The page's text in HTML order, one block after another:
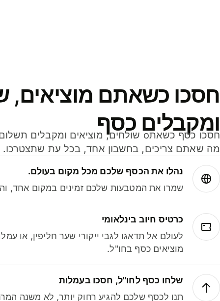
חסכו כשאתם מוציאים,
ומקבלים כסף
מה שאתם צריכים, בחשבון אחד, בכל עת שתצטרכו.
נהלו את הכסף שלכם מכל מקום בעולם.
שמרו את המטבעות שלכם זמינים במקום אחד,
כרטיס חיוב בינלאומי
לעולם אל תדאגו לגבי ייקורי שער חליפין, או
מוציאים כסף בחו"ל.
שלחו כסף לחו"ל, חסכו בעמלות
תנו לכסף שלכם להגיע רחוק יותר, לא משנה